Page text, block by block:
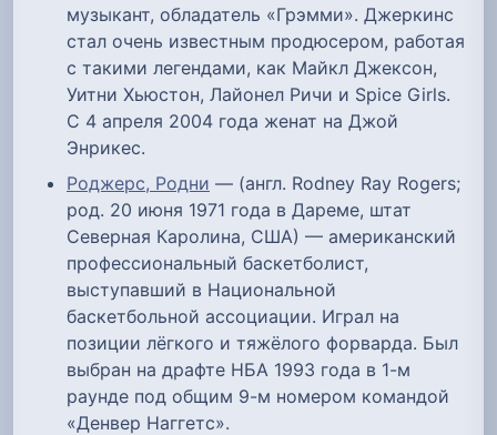
музыкант, обладатель «Грэмми». Джеркинс
стал очень известным продюсером, работая
с такими легендами, как Майкл Джексон,
Уитни Хьюстон, Лайонел Ричи и Spice Girls.
С 4 апреля 2004 года женат на Джой
Энрикес.
Роджерс, Родни — (англ. Rodney Ray Rogers;
род. 20 июня 1971 года в Дареме, штат
Северная Каролина, США) — американский
профессиональный баскетболист,
выступавший в Национальной
баскетбольной ассоциации. Играл на
позиции лёгкого и тяжёлого форварда. Был
выбран на драфте НБА 1993 года в 1-м
раунде под общим 9-м номером командой
«Денвер Наггетс».